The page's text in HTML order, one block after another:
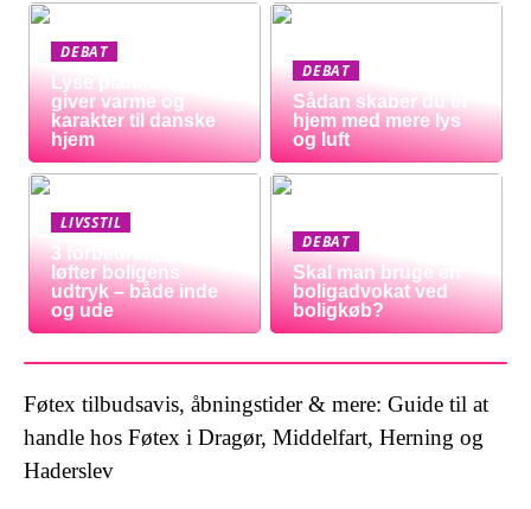
DEBAT
Lyse plankeborde
giver varme og
karakter til danske
hjem
DEBAT
Sådan skaber du et
hjem med mere lys
og luft
LIVSSTIL
3 forbedringer der
løfter boligens
udtryk – både inde
og ude
DEBAT
Skal man bruge en
boligadvokat ved
boligkøb?
Føtex tilbudsavis, åbningstider & mere: Guide til at
handle hos Føtex i Dragør, Middelfart, Herning og
Haderslev